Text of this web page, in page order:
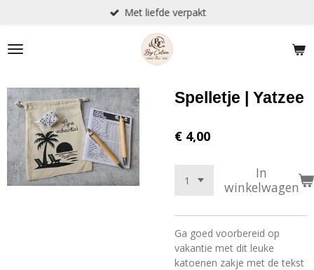
naar
de
Met liefde verpakt
Spelletje | Yatzee
€ 4,00
In
winkelwagen
Ga goed voorbereid op
vakantie met dit leuke
katoenen zakje met de tekst